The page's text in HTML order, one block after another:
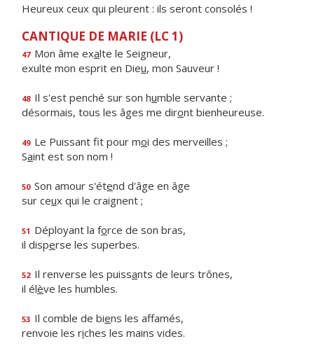
Heureux ceux qui pleurent : ils seront consolés !
CANTIQUE DE MARIE (LC 1)
47 Mon âme exalte le Seigneur,
exulte mon esprit en Dieu, mon Sauveur !
48 Il s'est penché sur son humble servante ;
désormais, tous les âges me diront bienheureuse.
49 Le Puissant fit pour moi des merveilles ;
Saint est son nom !
50 Son amour s'étend d'âge en âge
sur ceux qui le craignent ;
51 Déployant la force de son bras,
il disperse les superbes.
52 Il renverse les puissants de leurs trônes,
il élève les humbles.
53 Il comble de biens les affamés,
renvoie les riches les mains vides.